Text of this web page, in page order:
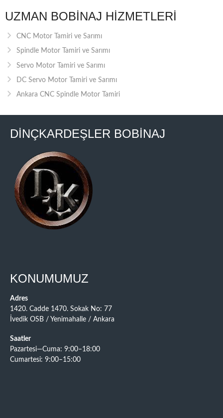
UZMAN BOBINAJ HIZMETLERI
CNC Motor Tamiri ve Sarımı
Spindle Motor Tamiri ve Sarımı
Servo Motor Tamiri ve Sarımı
DC Servo Motor Tamiri ve Sarımı
Ankara CNC Spindle Motor Tamiri
DİNÇKARDEŞLER BOBİNAJ
KONUMUMUZ
Adres
1420. Cadde 1470. Sokak No: 77
İvedik OSB / Yenimahalle / Ankara
Saatler
Pazartesi—Cuma: 9:00–18:00
Cumartesi: 9:00–15:00